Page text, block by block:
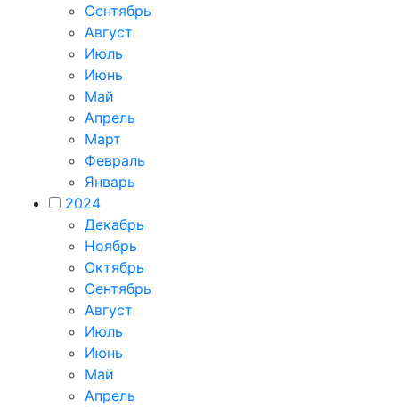
Сентябрь
Август
Июль
Июнь
Май
Апрель
Март
Февраль
Январь
2024
Декабрь
Ноябрь
Октябрь
Сентябрь
Август
Июль
Июнь
Май
Апрель